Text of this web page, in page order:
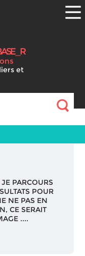
AS
E_R
et
PARCOURS
POUR
NE PAS EN
CE SERAIT
....